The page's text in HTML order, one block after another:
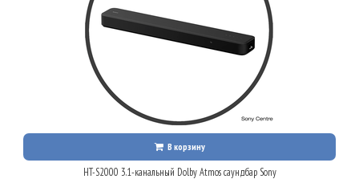
В корзину
HT-S2000 3.1-канальный Dolby Atmos саундбар Sony